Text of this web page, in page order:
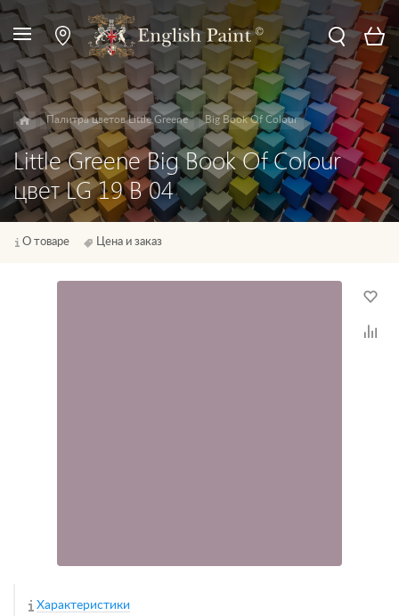
Палитра цветов Little Greene Big Book Of Colour
Little Greene Big Book Of Colour
цвет LG 19 B 04
О товаре Цена и заказ
Характеристики